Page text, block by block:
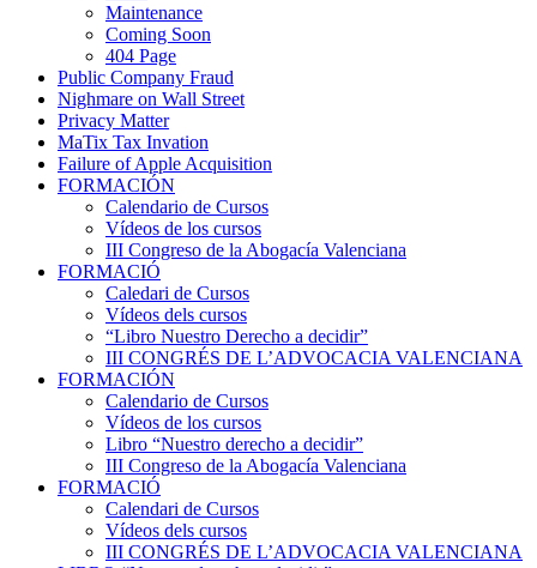
Maintenance
Coming Soon
404 Page
Public Company Fraud
Nighmare on Wall Street
Privacy Matter
MaTix Tax Invation
Failure of Apple Acquisition
FORMACIÓN
Calendario de Cursos
Vídeos de los cursos
III Congreso de la Abogacía Valenciana
FORMACIÓ
Caledari de Cursos
Vídeos dels cursos
“Libro Nuestro Derecho a decidir”
III CONGRÉS DE L’ADVOCACIA VALENCIANA
FORMACIÓN
Calendario de Cursos
Vídeos de los cursos
Libro “Nuestro derecho a decidir”
III Congreso de la Abogacía Valenciana
FORMACIÓ
Calendari de Cursos
Vídeos dels cursos
III CONGRÉS DE L’ADVOCACIA VALENCIANA